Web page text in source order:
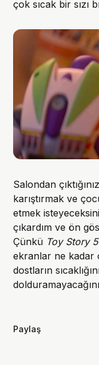
çok sıcak bir sızı
Salondan
karıştırmak ve
etmek
çıkardım ve ön
Çünkü Toy Story 5
ekranlar ne kadar
dostların
Paylaş